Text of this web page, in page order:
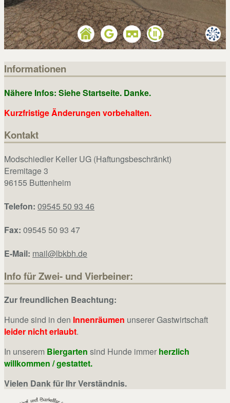
Informationen
Nähere Infos: Siehe Startseite. Danke.
Kurzfristige Änderungen vorbehalten.
Kontakt
Modschiedler Keller UG (Haftungsbeschränkt)
Eremitage 3
96155 Buttenheim
Telefon: 09545 50 93 46
Fax: 09545 50 93 47
E-Mail: mail@lbkbh.de
Info für Zwei- und Vierbeiner:
Zur freundlichen Beachtung:
Hunde sind in den Innenräumen unserer Gastwirtschaft
leider nicht erlaubt.
In unserem Biergarten sind Hunde immer herzlich
willkommen / gestattet.
Vielen Dank für Ihr Verständnis.